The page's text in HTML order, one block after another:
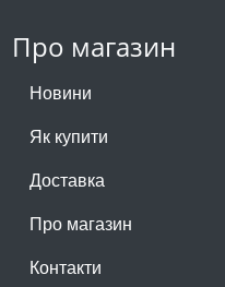
Про магазин
Новини
Як купити
Доставка
Про магазин
Контакти